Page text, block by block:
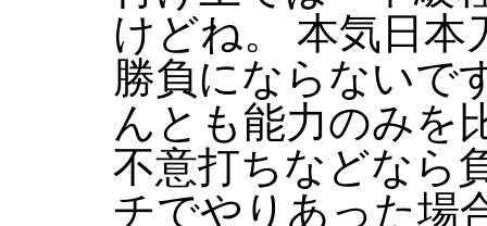
けどね。 本気日本
勝負にならないで
んとも能力のみを
不意打ちなどなら
チでやりあった場